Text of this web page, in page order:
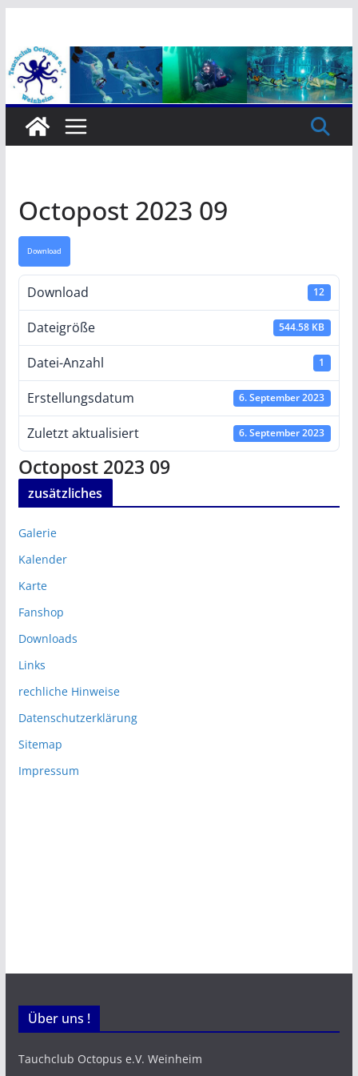
springen
Octopost 2023 09
Download
Download 12
Dateigröße 544.58 KB
Datei-Anzahl 1
Erstellungsdatum 6. September 2023
Zuletzt aktualisiert 6. September 2023
Octopost 2023 09
zusätzliches
Galerie
Kalender
Karte
Fanshop
Downloads
Links
rechliche Hinweise
Datenschutzerklärung
Sitemap
Impressum
Über uns !
Tauchclub Octopus e.V. Weinheim